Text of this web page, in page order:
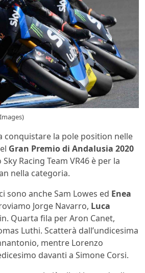
conquistare la pole position nelle
Gran Premio di Andalusia 2020
Racing Team VR46 è per la
nella categoria.
sono anche Sam Lowes ed Enea
Jorge Navarro, Luca
Quarta fila per Aron Canet,
Luthi. Scatterà dall’undicesima
mentre Lorenzo
davanti a Simone Corsi.